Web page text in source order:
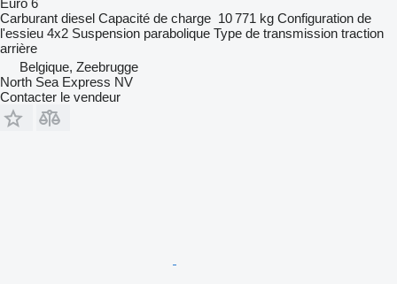
Carburant diesel Capacité de charge 10 771 kg Configuration de
l'essieu 4x2 Suspension parabolique Type de transmission traction
arrière
Belgique, Zeebrugge
North Sea Express NV
Contacter le vendeur